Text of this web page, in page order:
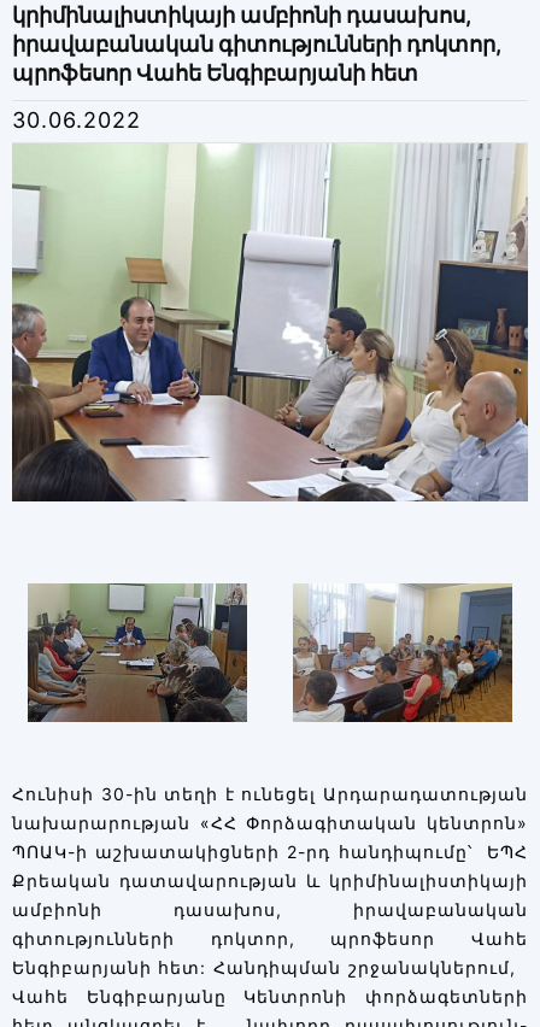
կրիմինալիստիկայի ամբիոնի դասախոս,
իրավաբանական գիտությունների դոկտոր,
պրոֆեսոր Վահե Ենգիբարյանի հետ
30.06.2022
Հունիսի 30-ին տեղի է ունեցել Արդարադատության
նախարարության «ՀՀ Փորձագիտական կենտրոն»
ՊՈԱԿ-ի աշխատակիցների 2-րդ հանդիպումը՝ ԵՊՀ
Քրեական դատավարության և կրիմինալիստիկայի
ամբիոնի դասախոս, իրավաբանական
գիտությունների դոկտոր, պրոֆեսոր Վահե
Ենգիբարյանի հետ: Հանդիպման շրջանակներում,
Վահե Ենգիբարյանը Կենտրոնի փորձագետների